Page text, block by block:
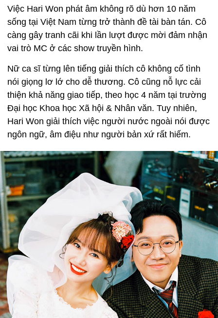
Việc Hari Won phát âm không rõ dù hơn 10 năm
sống tại Việt Nam từng trở thành đề tài bàn tán. Cô
càng gây tranh cãi khi lần lượt được mời đảm nhận
vai trò MC ở các show truyền hình.
Nữ ca sĩ từng lên tiếng giải thích cô không cố tình
nói giọng lơ lớ cho dễ thương. Cô cũng nỗ lực cải
thiện khả năng giao tiếp, theo học 4 năm tại trường
Đại học Khoa học Xã hội & Nhân văn. Tuy nhiên,
Hari Won giải thích việc người nước ngoài nói được
ngôn ngữ, âm điệu như người bản xứ rất hiếm.